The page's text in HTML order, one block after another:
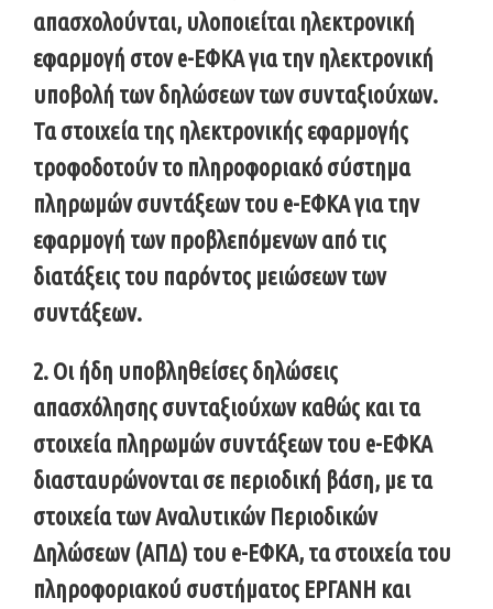
απασχολούνται, υλοποιείται ηλεκτρονική
εφαρμογή στον e-ΕΦΚΑ για την ηλεκτρονική
υποβολή των δηλώσεων των συνταξιούχων.
Τα στοιχεία της ηλεκτρονικής εφαρμογής
τροφοδοτούν το πληροφοριακό σύστημα
πληρωμών συντάξεων του e-ΕΦΚΑ για την
εφαρμογή των προβλεπόμενων από τις
διατάξεις του παρόντος μειώσεων των
συντάξεων.
2. Οι ήδη υποβληθείσες δηλώσεις
απασχόλησης συνταξιούχων καθώς και τα
στοιχεία πληρωμών συντάξεων του e-ΕΦΚΑ
διασταυρώνονται σε περιοδική βάση, με τα
στοιχεία των Αναλυτικών Περιοδικών
Δηλώσεων (ΑΠΔ) του e-ΕΦΚΑ, τα στοιχεία του
πληροφοριακού συστήματος ΕΡΓΑΝΗ και